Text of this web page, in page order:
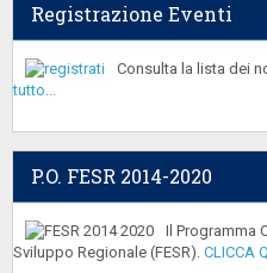
Registrazione Eventi
Consulta la lista dei
tutto...
P.O. FESR 2014-2020
Il Programma
Sviluppo Regionale (FESR). CLICCA